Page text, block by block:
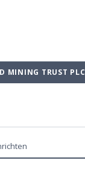
MINING TRUST PLC